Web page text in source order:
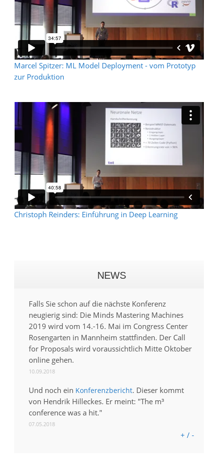
Marcel Spitzer: ML Model Deployment - vom Prototyp
zur Produktion
Christoph Reinders: Einführung in Deep Learning
NEWS
Falls Sie schon auf die nächste Konferenz
neugierig sind: Die Minds Mastering Machines
2019 wird vom 14.-16. Mai im Congress Center
Rosengarten in Mannheim stattfinden. Der Call
for Proposals wird voraussichtlich Mitte Oktober
online gehen.
10.09.2018
Und noch ein Konferenzbericht. Dieser kommt
von Hendrik Hilleckes. Er meint: "The m³
conference was a hit."
07.05.2018
+ / -